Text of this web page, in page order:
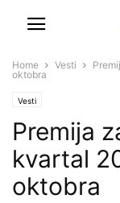
Home Vesti
oktobra
Vesti
Premija
kvartal
oktobra